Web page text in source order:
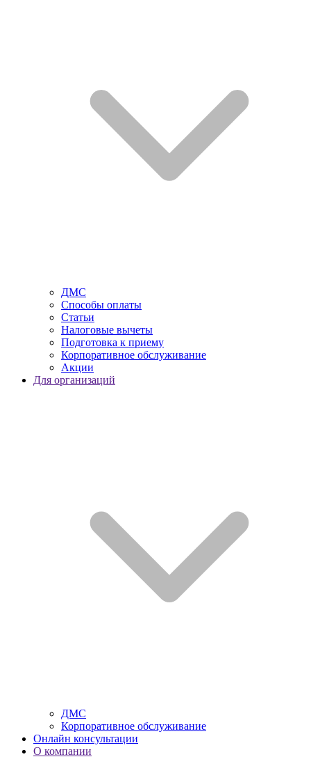
ДМС
Способы оплаты
Статьи
Налоговые вычеты
Подготовка к приему
Корпоративное обслуживание
Акции
Для организаций
ДМС
Корпоративное обслуживание
Онлайн консультации
О компании